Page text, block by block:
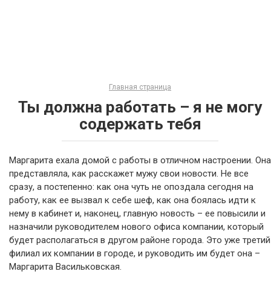
Главная страница
Ты должна работать – я не могу
содержать тебя
Маргарита ехала домой с работы в отличном настроении. Она
представляла, как расскажет мужу свои новости. Не все
сразу, а постепенно: как она чуть не опоздала сегодня на
работу, как ее вызвал к себе шеф, как она боялась идти к
нему в кабинет и, наконец, главную новость – ее повысили и
назначили руководителем нового офиса компании, который
будет располагаться в другом районе города. Это уже третий
филиал их компании в городе, и руководить им будет она –
Маргарита Васильковская.